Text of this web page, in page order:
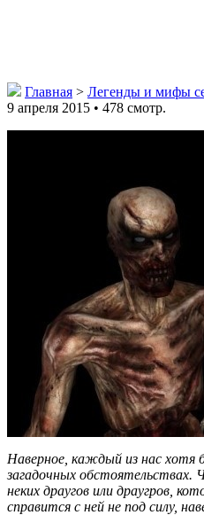
Главная > Легенды и мифы
9 апреля 2015 • 478 смотр.
Наверное, каждый из нас хотя
загадочных обстоятельствах.
неких драугов или драугров,
справится с ней не под силу,